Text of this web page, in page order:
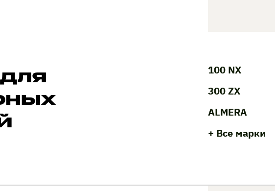
100 NX
300 ZX
ALMERA
+ Все марки